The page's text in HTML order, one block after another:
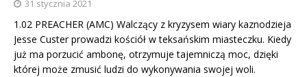
31 stycznia 2021
1.02 PREACHER (AMC) Walczący z kryzysem wiary kaznodzieja
Jesse Custer prowadzi kościół w teksańskim miasteczku. Kiedy
już ma porzucić ambonę, otrzymuje tajemniczą moc, dzięki
której może zmusić ludzi do wykonywania swojej woli.